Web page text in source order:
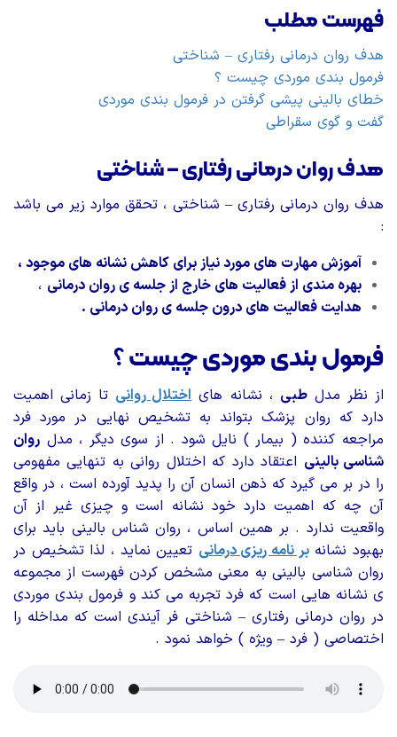
فهرست مطلب
هدف روان درمانی رفتاری – شناختی
فرمول بندی موردی چیست ؟
خطای بالینی پیشی گرفتن در فرمول بندی موردی
گفت و گوی سقراطی
هدف روان درمانی رفتاری – شناختی
هدف روان درمانی رفتاری – شناختی ، تحقق موارد زیر می باشد
:
آموزش مهارت های مورد نیاز برای کاهش نشانه های موجود ،
بهره مندی از فعالیت های خارج از جلسه ی روان درمانی ،
هدایت فعالیت های درون جلسه ی روان درمانی .
فرمول بندی موردی چیست ؟
از نظر مدلطبی ، نشانه هایاختلال روانی تا زمانی اهمیت
دارد که روان پزشک بتواند به تشخیص نهایی در مورد فرد
مراجعه کننده ( بیمار ) نایل شود . از سوی دیگر ، مدل روان
شناسی بالینی اعتقاد دارد که اختلال روانی به تنهایی مفهومی
را در بر می گیرد که ذهن انسان آن را پدید آورده است ، در واقع
آن چه که اهمیت دارد خود نشانه است و چیزی غیر از آن
واقعیت ندارد . بر همین اساس ، روان شناس بالینی باید برای
بهبود نشانهبر نامه ریزی درمانی تعیین نماید ، لذا تشخیص در
روان شناسی بالینی به معنی مشخص کردن فهرست از مجموعه
ی نشانه هایی است که فرد تجربه می کند و فرمول بندی موردی
در روان درمانی رفتاری – شناختی فر آیندی است که مداخله را
اختصاصی ( فرد – ویژه ) خواهد نمود .